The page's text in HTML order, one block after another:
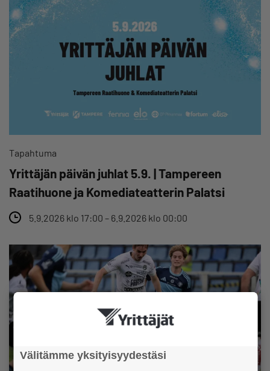
Tapahtuma
Yrittäjän päivän juhlat 5.9. | Tampereen
Raatihuone ja Komediateatterin Palatsi
5.9.2026 klo 17:00 – 6.9.2026 klo 00:00
Välitämme yksityisyydestäsi